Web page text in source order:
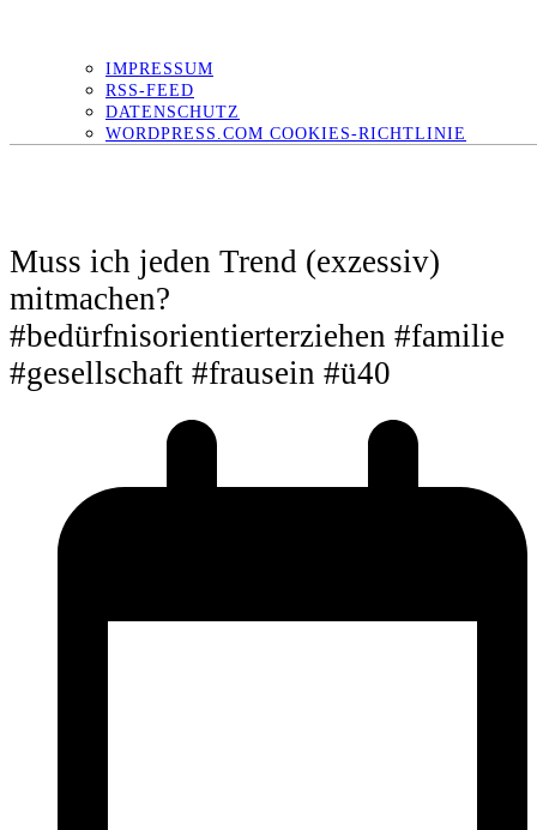
IMPRESSUM
RSS-FEED
DATENSCHUTZ
WORDPRESS.COM COOKIES-RICHTLINIE
Muss ich jeden Trend (exzessiv)
mitmachen?
#bedürfnisorientierterziehen #familie
#gesellschaft #frausein #ü40